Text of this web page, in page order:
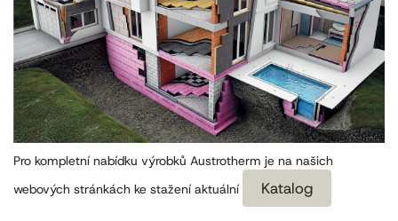
Pro kompletní nabídku výrobků Austrotherm je na našich
webových stránkách ke stažení aktuální
Katalog